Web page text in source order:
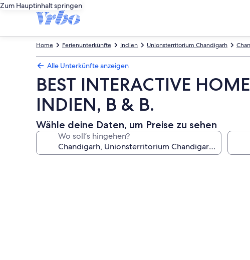
Zum Hauptinhalt springen
Unionsterritorium Chandigarh
Indien
Ferienunterkünfte
Home
Alle Unterkünfte anzeigen
BEST INTERACTIVE
INDIEN, B & B.
Wähle deine Daten, um Preise zu sehen
Wo soll’s hingehen?